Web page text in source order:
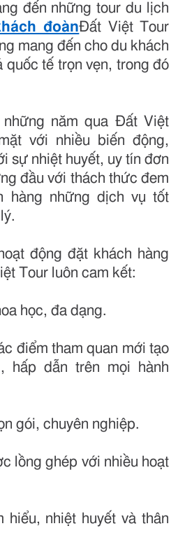
đến những tour du lịch
đoànĐất Việt Tour
mang đến cho du khách
quốc tế trọn vẹn, trong đó
năm qua Đất Việt
với nhiều biến động,
sự nhiệt huyết, uy tín đơn
đầu với thách thức đem
hàng những dịch vụ tốt
động đặt khách hàng
Tour luôn cam kết:
học, đa dạng.
điểm tham quan mới tạo
hấp dẫn trên mọi hành
gói, chuyên nghiệp.
lồng ghép với nhiều hoạt
hiểu, nhiệt huyết và thân